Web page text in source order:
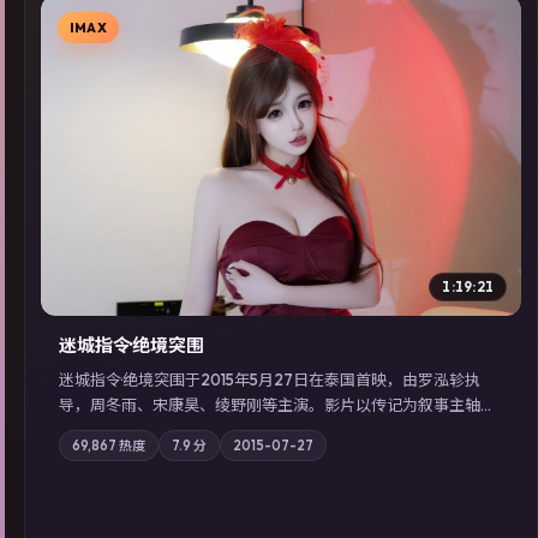
▶
IMAX
1:19:21
迷城指令·绝境突围
迷城指令·绝境突围于2015年5月27日在泰国首映，由罗泓轸执
导，周冬雨、宋康昊、绫野刚等主演。影片以传记为叙事主轴，
记忆碎片重组后，主角发现自己从未活过“真实”的一天；摄影与
配乐强化地域气质；站内亦可通过「国产免费观看高清电视剧在
69,867 热度 7.9 分 2015-07-27